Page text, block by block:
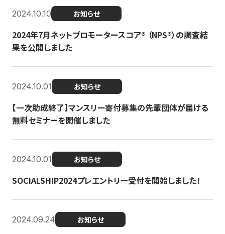
2024.10.10 お知らせ
2024年7月ネットプロモータースコア®︎ （NPS®︎）の調査結
果を公開しました
2024.10.01 お知らせ
【一次助成終了】マンスリー寄付募集の先輩団体が届ける
無料セミナーを開催しました
2024.10.01 お知らせ
SOCIALSHIP2024プレエントリー受付を開始しました！
2024.09.24 お知らせ